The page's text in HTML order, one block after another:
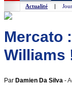
Actualité |
Mercato
Williams
Par Damien Da Silva -